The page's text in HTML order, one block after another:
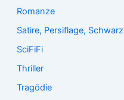
Romanze
Satire, Persiflage, Schwarz
SciFiFi
Thriller
Tragödie